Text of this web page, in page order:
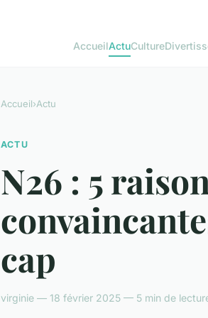
AccueilActuCulture
Accueil›Actu
ACTU
N26 : 5
cap
virginie — 18 février 2025 — 5 min de